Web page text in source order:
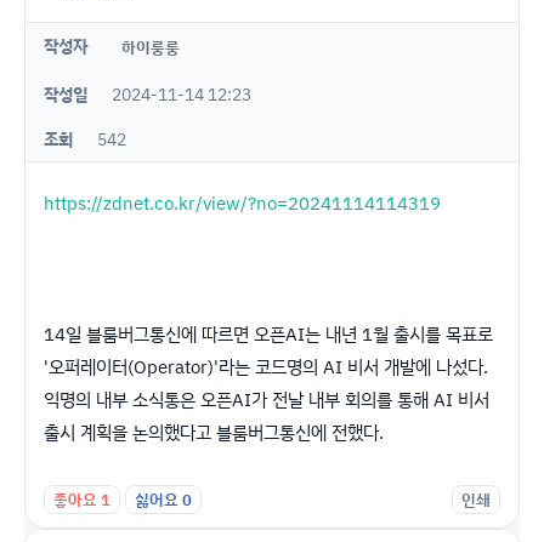
작성자 하이룽룽
작성일
2024-11-14 12:23
조회
542
https://zdnet.co.kr/view/?no=20241114114319
14일 블룸버그통신에 따르면 오픈AI는 내년 1월 출시를 목표로
'오퍼레이터(Operator)'라는 코드명의 AI 비서 개발에 나섰다.
익명의 내부 소식통은 오픈AI가 전날 내부 회의를 통해 AI 비서
출시 계획을 논의했다고 블룸버그통신에 전했다.
좋아요1 싫어요0 인쇄